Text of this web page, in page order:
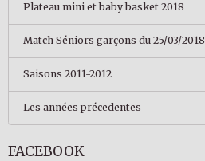
Plateau mini et baby basket 2018
Match Séniors garçons du 25/03/2018
Saisons 2011-2012
Les années précedentes
FACEBOOK